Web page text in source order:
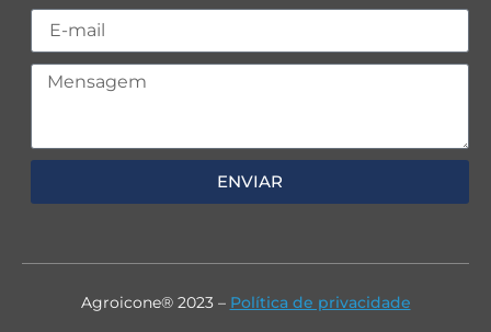
ENVIAR
Agroicone® 2023 – Política de privacidade